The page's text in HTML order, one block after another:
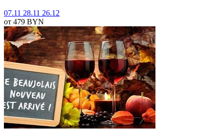
07.11 28.11 26.12
от 479 BYN